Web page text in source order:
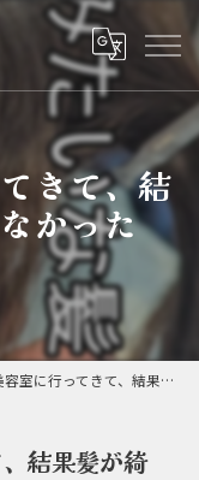
きて、結
かった
ってきて、結果髪が綺麗になれなかった方、、、
結果髪が綺